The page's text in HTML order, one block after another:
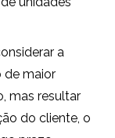
a
de maior
mas resultar
do cliente, o